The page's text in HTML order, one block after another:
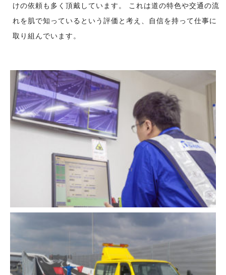
けの依頼も多く頂戴しています。 これは道の特色や交通の流
れを肌で知っているという評価と考え、自信を持って仕事に
取り組んでいます。